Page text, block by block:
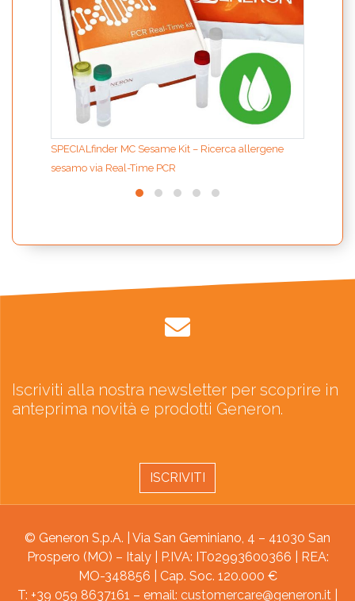
SPECIALfinder MC Sesame Kit – Ricerca allergene
sesamo via Real-Time PCR
Iscriviti alla nostra newsletter per scoprire in
anteprima novità e prodotti Generon.
ISCRIVITI
© Generon S.p.A. | Via San Geminiano, 4 – 41030 San
Prospero (MO) – Italy | P.IVA: IT02993600366 | REA:
MO-348856 | Cap. Soc. 120.000 €
T: +39 059 8637161 – email: customercare@generon.it